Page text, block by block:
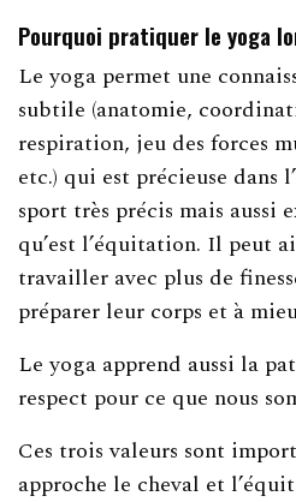
Pourquoi pratiquer le yoga
Le yoga permet une
subtile (anatomie,
respiration, jeu des forces
etc.) qui est précieuse dans
sport très précis mais aussi
qu’est l’équitation. Il peut
travailler avec plus de
préparer leur corps et à
Le yoga apprend aussi la
respect pour ce que nous
Ces trois valeurs sont
approche le cheval et